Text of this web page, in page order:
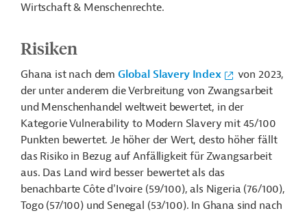
Wirtschaft & Menschenrechte.
Risiken
Ghana ist nach dem Global Slavery Index
von 2023,
der unter anderem die Verbreitung von Zwangsarbeit
und Menschenhandel weltweit bewertet, in der
Kategorie Vulnerability to Modern Slavery mit 45/100
Punkten bewertet. Je höher der Wert, desto höher fällt
das Risiko in Bezug auf Anfälligkeit für Zwangsarbeit
aus. Das Land wird besser bewertet als das
benachbarte Côte d'Ivoire (59/100), als Nigeria (76/100),
Togo (57/100) und Senegal (53/100). In Ghana sind nach